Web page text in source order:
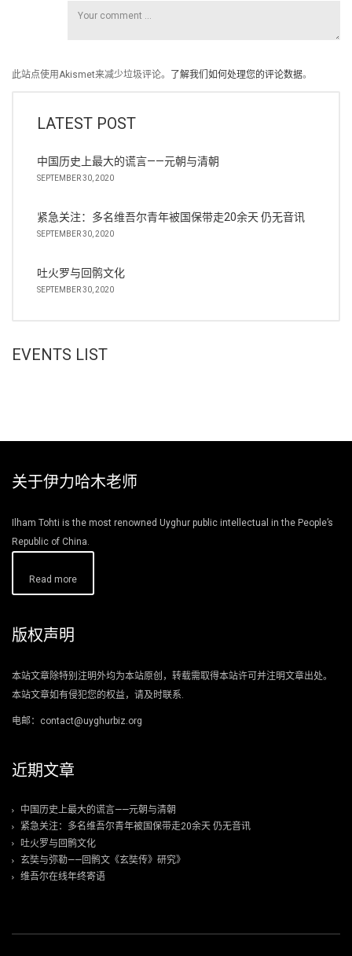
此站点使用Akismet来减少垃圾评论。 了解我们如何处理您的评论数据。
LATEST POST
中国历史上最大的谎言——元朝与清朝
SEPTEMBER 30, 2020
紧急关注：多名维吾尔青年被国保带走20余天 仍无音讯
SEPTEMBER 30, 2020
吐火罗与回鹘文化
SEPTEMBER 30, 2020
EVENTS LIST
关于伊力哈木老师
Ilham Tohti is the most renowned Uyghur public intellectual in the People’s
Republic of China.
Read more
版权声明
本站文章除特别注明外均为本站原创，转载需取得本站许可并注明文章出处。
本站文章如有侵犯您的权益，请及时联系.
电邮：contact@uyghurbiz.org
近期文章
中国历史上最大的谎言——元朝与清朝
紧急关注：多名维吾尔青年被国保带走20余天 仍无音讯
吐火罗与回鹘文化
玄奘与弥勒——回鹘文《玄奘传》研究》
维吾尔在线年终寄语